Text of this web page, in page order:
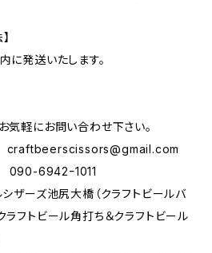
に発送いたします。
気軽にお問い合わせ下さい。
craftbeerscissors@gmail.com
6942ｰ1011
シザーズ池尻大橋（クラフトビールバ
フトビール角打ち＆クラフトビール